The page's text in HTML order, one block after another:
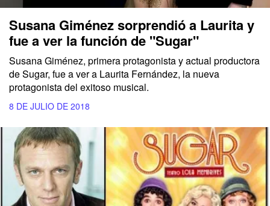
Susana Giménez sorprendió a Laurita y
fue a ver la función de "Sugar"
Susana Giménez, primera protagonista y actual productora
de Sugar, fue a ver a Laurita Fernández, la nueva
protagonista del exitoso musical.
8 DE JULIO DE 2018